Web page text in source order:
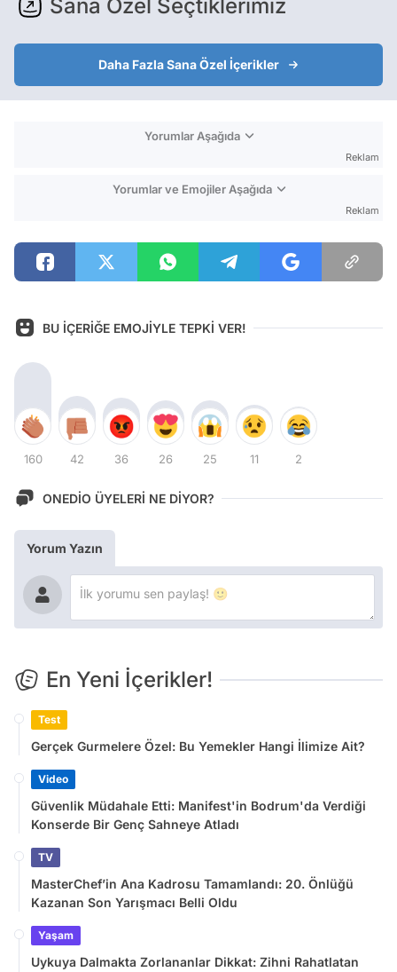
Sana Özel Seçtiklerimiz
Daha Fazla Sana Özel İçerikler
Yorumlar Aşağıda
Reklam
Yorumlar ve Emojiler Aşağıda
Reklam
BU İÇERİĞE EMOJİYLE TEPKİ VER!
160 42 36 26 25 11 2
ONEDİO ÜYELERİ NE DİYOR?
Yorum Yazın
En Yeni İçerikler!
Test
Gerçek Gurmelere Özel: Bu Yemekler Hangi İlimize Ait?
Video
Güvenlik Müdahale Etti: Manifest'in Bodrum'da Verdiği
Konserde Bir Genç Sahneye Atladı
TV
MasterChef’in Ana Kadrosu Tamamlandı: 20. Önlüğü
Kazanan Son Yarışmacı Belli Oldu
Yaşam
Uykuya Dalmakta Zorlananlar Dikkat: Zihni Rahatlatan